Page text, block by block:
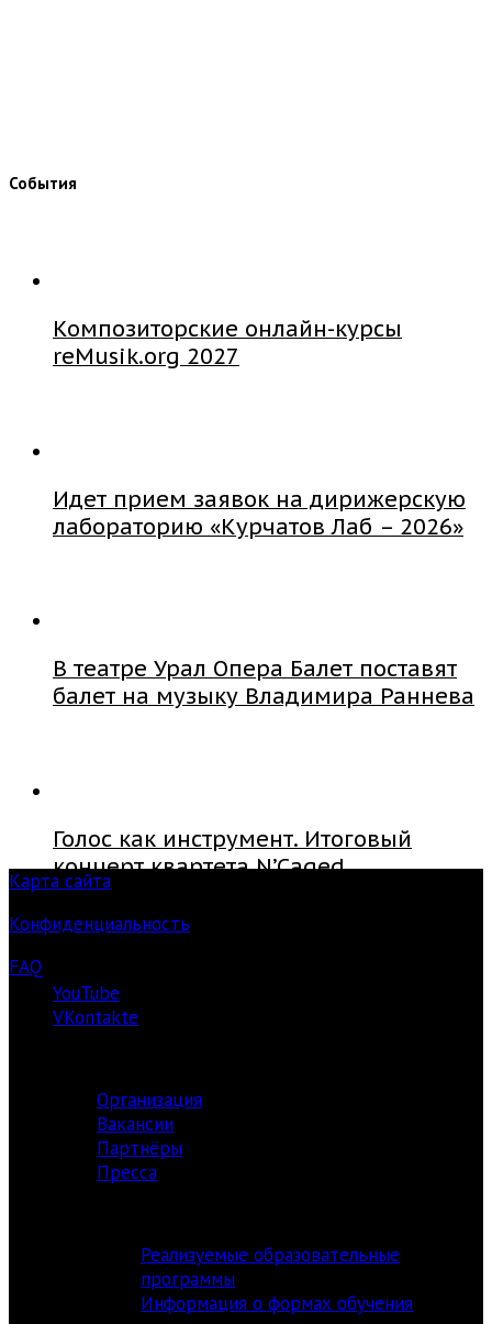
События
Композиторские онлайн-курсы
reMusik.org 2027
Идет прием заявок на дирижерскую
лабораторию «Курчатов Лаб – 2026»
В театре Урал Опера Балет поставят
балет на музыку Владимира Раннева
Голос как инструмент. Итоговый
концерт квартета N’Caged
Карта сайта
Конфиденциальность
FAQ
YouTube
VKontakte
Организация
Вакансии
Партнёры
Пресса
Реализуемые образовательные
программы
Информация о формах обучения